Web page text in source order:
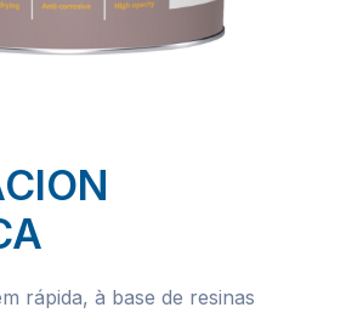
rápida, à base de resinas